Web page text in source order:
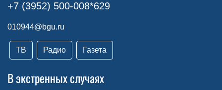
+7 (3952) 500-008*629
010944@bgu.ru
ТВ Радио Газета
В экстренных случаях